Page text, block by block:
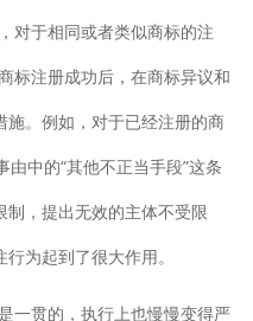
于相同或者类似商标的注
标注册成功后，在商标异议和
。例如，对于已经注册的商
中的“其他不正当手段”这条
，提出无效的主体不受限
为起到了很大作用。
贯的，执行上也慢慢变得严